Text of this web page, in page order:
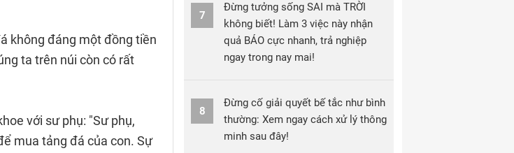
không đáng một đồng tiền
ta trên núi còn có rất
với sư phụ: "Sư phụ,
mua tảng đá của con. Sự
7
Đừng tưởng sống SAI mà TRỜI
không biết! Làm 3 việc này nhận
quả BÁO cực nhanh, trả nghiệp
ngay trong nay mai!
8
Đừng cố giải quyết bế tắc như bình
thường: Xem ngay cách xử lý thông
minh sau đây!